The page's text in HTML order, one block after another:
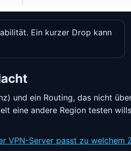
Ein kurzer Drop kann
und ein Routing, das nicht
eine andere Region testen
VPN-Server passt zu welchem